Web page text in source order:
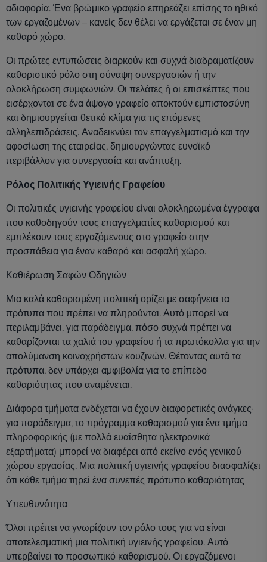
αδιαφορία. Ένα βρώμικο γραφείο επηρεάζει επίσης το ηθικό
των εργαζομένων – κανείς δεν θέλει να εργάζεται σε έναν μη
καθαρό χώρο.
Οι πρώτες εντυπώσεις διαρκούν και συχνά διαδραματίζουν
καθοριστικό ρόλο στη σύναψη συνεργασιών ή την
ολοκλήρωση συμφωνιών. Οι πελάτες ή οι επισκέπτες που
εισέρχονται σε ένα άψογο γραφείο αποκτούν εμπιστοσύνη
και δημιουργείται θετικό κλίμα για τις επόμενες
αλληλεπιδράσεις. Αναδεικνύει τον επαγγελματισμό και την
αφοσίωση της εταιρείας, δημιουργώντας ευνοϊκό
περιβάλλον για συνεργασία και ανάπτυξη.
Ρόλος Πολιτικής Υγιεινής Γραφείου
Οι πολιτικές υγιεινής γραφείου είναι ολοκληρωμένα έγγραφα
που καθοδηγούν τους επαγγελματίες καθαρισμού και
εμπλέκουν τους εργαζόμενους στο γραφείο στην
προσπάθεια για έναν καθαρό και ασφαλή χώρο.
Καθιέρωση Σαφών Οδηγιών
Μια καλά καθορισμένη πολιτική ορίζει με σαφήνεια τα
πρότυπα που πρέπει να πληρούνται. Αυτό μπορεί να
περιλαμβάνει, για παράδειγμα, πόσο συχνά πρέπει να
καθαρίζονται τα χαλιά του γραφείου ή τα πρωτόκολλα για την
απολύμανση κοινοχρήστων κουζινών. Θέτοντας αυτά τα
πρότυπα, δεν υπάρχει αμφιβολία για το επίπεδο
καθαριότητας που αναμένεται.
Διάφορα τμήματα ενδέχεται να έχουν διαφορετικές ανάγκες·
για παράδειγμα, το πρόγραμμα καθαρισμού για ένα τμήμα
πληροφορικής (με πολλά ευαίσθητα ηλεκτρονικά
εξαρτήματα) μπορεί να διαφέρει από εκείνο ενός γενικού
χώρου εργασίας. Μια πολιτική υγιεινής γραφείου διασφαλίζει
ότι κάθε τμήμα τηρεί ένα συνεπές πρότυπο καθαριότητας
Υπευθυνότητα
Όλοι πρέπει να γνωρίζουν τον ρόλο τους για να είναι
αποτελεσματική μια πολιτική υγιεινής γραφείου. Αυτό
υπερβαίνει το προσωπικό καθαρισμού. Οι εργαζόμενοι